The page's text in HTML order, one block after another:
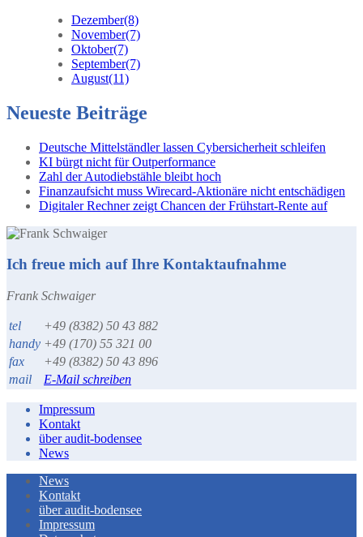
Dezember(8)
November(7)
Oktober(7)
September(7)
August(11)
Neueste Beiträge
Deutsche Mittelständler lassen Cybersicherheit schleifen
KI bürgt nicht für Outperformance
Zahl der Autodiebstähle bleibt hoch
Finanzaufsicht muss Wirecard-Aktionäre nicht entschädigen
Digitaler Rechner zeigt Chancen der Frühstart-Rente auf
Ich freue mich auf Ihre Kontaktaufnahme
Frank Schwaiger
tel
+49 (8382) 50 43 882
handy +49 (170) 55 321 00
fax
+49 (8382) 50 43 896
mail
E-Mail schreiben
Impressum
Kontakt
über audit-bodensee
News
News
Kontakt
über audit-bodensee
Impressum